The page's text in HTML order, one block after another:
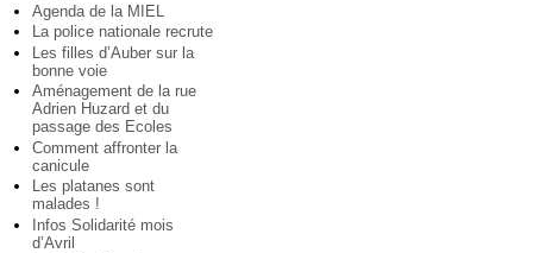
Agenda de la MIEL
La police nationale recrute
Les filles d’Auber sur la
bonne voie
Aménagement de la rue
Adrien Huzard et du
passage des Ecoles
Comment affronter la
canicule
Les platanes sont
malades !
Infos Solidarité mois
d’Avril